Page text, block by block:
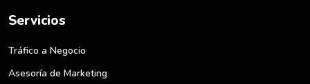
Servicios
Tráfico a Negocio
Asesoría de Marketing